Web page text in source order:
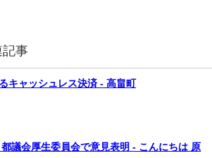
記事
キャッシュレス決済 - 高畠町
議会厚生委員会で意見表明 - こんにちは 原